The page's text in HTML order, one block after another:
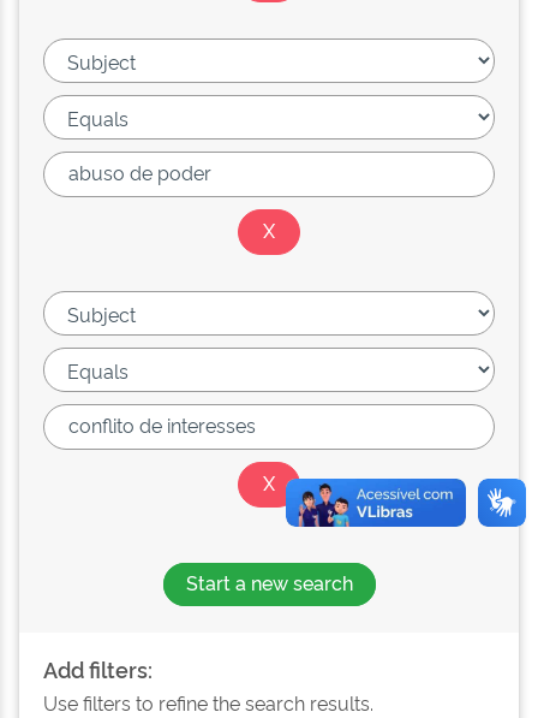
Start a new search
Add filters:
Use filters to refine the search results.